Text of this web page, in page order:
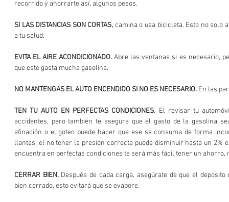
recorrido y ahorrarte así, algunos pesos.
SI LAS DISTANCIAS SON CORTAS, camina o usa bicicleta. Esto no solo
a tu salud.
EVITA EL AIRE ACONDICIONADO. Abre las ventanas si es necesario,
que este gasta mucha gasolina.
NO MANTENGAS EL AUTO ENCENDIDO SI NO ES NECESARIO. En las
TEN TU AUTO EN PERFECTAS CONDICIONES. El revisar tu
accidentes, pero también te asegura que el gasto de la gasolina
afinación o el goteo puede hacer que ese se consuma de forma
llantas, el no tener la presión correcta puede disminuir hasta un 2%
encuentra en perfectas condiciones te será más fácil tener un ahorro,
CERRAR BIEN. Después de cada carga, asegúrate de que el
bien cerrado, esto evitará que se evapore.